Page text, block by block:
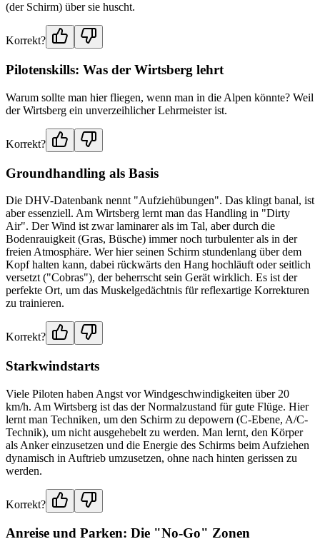
(der Schirm) über sie huscht.
Korrekt?
Pilotenskills: Was der Wirtsberg lehrt
Warum sollte man hier fliegen, wenn man in die Alpen könnte? Weil
der Wirtsberg ein unverzeihlicher Lehrmeister ist.
Korrekt?
Groundhandling als Basis
Die DHV-Datenbank nennt "Aufziehübungen". Das klingt banal, ist
aber essenziell. Am Wirtsberg lernt man das Handling in "Dirty
Air". Der Wind ist zwar laminarer als im Tal, aber durch die
Bodenrauigkeit (Gras, Büsche) immer noch turbulenter als in der
freien Atmosphäre. Wer hier seinen Schirm stundenlang über dem
Kopf halten kann, dabei rückwärts den Hang hochläuft oder seitlich
versetzt ("Cobras"), der beherrscht sein Gerät wirklich. Es ist der
perfekte Ort, um das Muskelgedächtnis für reflexartige Korrekturen
zu trainieren.
Korrekt?
Starkwindstarts
Viele Piloten haben Angst vor Windgeschwindigkeiten über 20
km/h. Am Wirtsberg ist das der Normalzustand für gute Flüge. Hier
lernt man Techniken, um den Schirm zu depowern (C-Ebene, A/C-
Technik), um nicht ausgehebelt zu werden. Man lernt, den Körper
als Anker einzusetzen und die Energie des Schirms beim Aufziehen
dynamisch in Auftrieb umzusetzen, ohne nach hinten gerissen zu
werden.
Korrekt?
Anreise und Parken: Die "No-Go" Zonen